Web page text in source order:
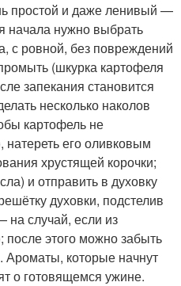
простой и даже ленивый —
начала нужно выбрать
с ровной, без повреждений
(шкурка картофеля
запекания становится
несколько наколов
картофель не
натереть его оливковым
хрустящей корочки;
и отправить в духовку
духовки, подстелив
случай, если из
после этого можно забыть
Ароматы, которые начнут
о готовящемся ужине.